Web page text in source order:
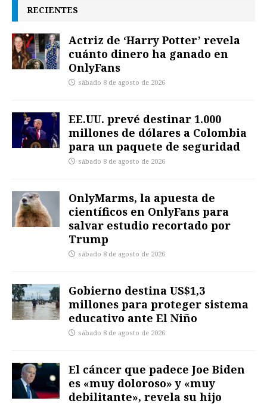
RECIENTES
Actriz de ‘Harry Potter’ revela
cuánto dinero ha ganado en
OnlyFans
sábado 8 de agosto de 2026
EE.UU. prevé destinar 1.000
millones de dólares a Colombia
para un paquete de seguridad
sábado 8 de agosto de 2026
OnlyMarms, la apuesta de
científicos en OnlyFans para
salvar estudio recortado por
Trump
sábado 8 de agosto de 2026
Gobierno destina US$1,3
millones para proteger sistema
educativo ante El Niño
sábado 8 de agosto de 2026
El cáncer que padece Joe Biden
es «muy doloroso» y «muy
debilitante», revela su hijo